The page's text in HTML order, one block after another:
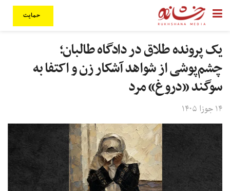
حمایت
یک پرونده طلاق در دادگاه طالبان؛
چشم‌پوشی از شواهد آشکار زن و اکتفا به
سوگند «دروغ» مرد
۱۴ جوزا ۱۴۰۵